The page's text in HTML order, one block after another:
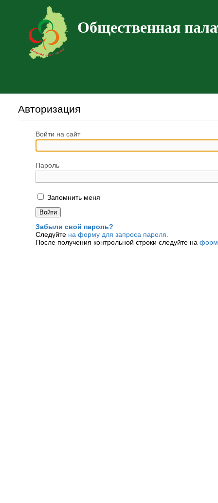
Общественная
Авторизация
Войти на сайт
Пароль
Запомнить меня
Забыли свой пароль?
Следуйте на форму для запроса пароля.
После получения контрольной строки следуйте на